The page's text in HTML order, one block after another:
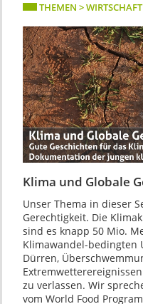
THEMEN >
Klima und Globale
Unser Thema in dieser
Gerechtigkeit. Die
sind es knapp 50 Mio.
Klimawandel-bedingten
Dürren,
zu verlassen. Wir
vom World Food